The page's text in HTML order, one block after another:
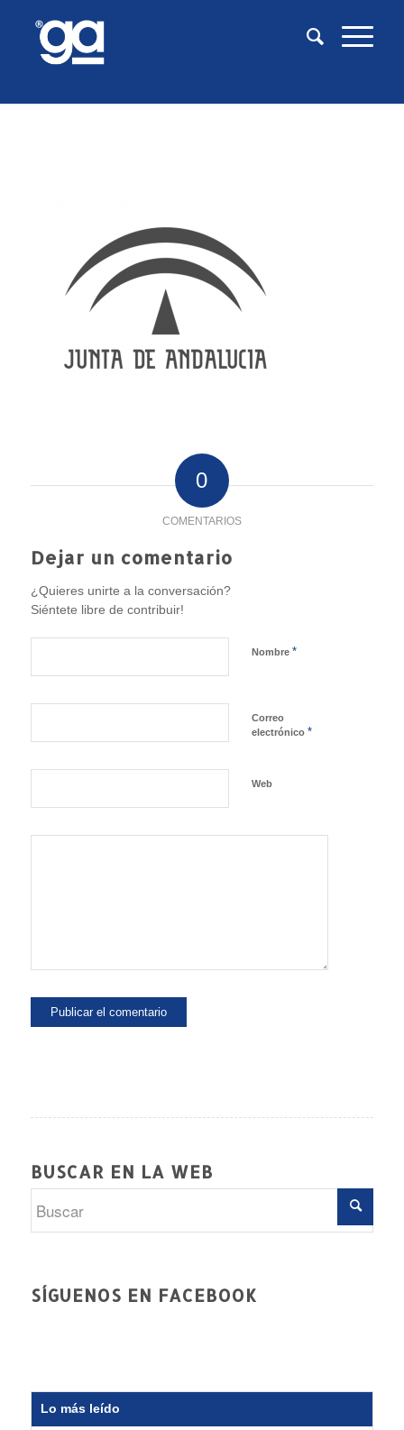
0
COMENTARIOS
Dejar un comentario
¿Quieres unirte a la conversación?
Siéntete libre de contribuir!
Nombre *
Correo
electrónico *
Web
BUSCAR EN LA WEB
SÍGUENOS EN FACEBOOK
Lo más leído